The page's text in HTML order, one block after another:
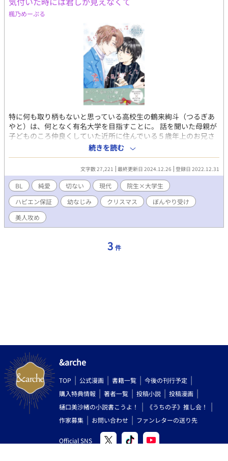
楓乃めーぷる
特に何も取り柄もないと思っている高校生の鶴来絢斗（つるぎあ
やと）は、何となく有名大学を目指すことに。 話を聞いた母親が
子どものころ仲良くしていた近所に住んでいる５歳年上のお兄さ
ん、綿谷湊介（わたやそうすけ）に家庭教師を頼んでしまって、
久しぶりに再会することに。 久しぶりに会った湊兄は眩しく見え
た―― ぼんやり系鈍感君が自分の気持ちに気付いたときから始ま
るちょっぴり切ない純愛ストーリーです。 最後はハピエンですの
でほんの少しの切ないとジレジレをゆっくりとお楽しみくださ
い。 ・自身で企画した＜＃2022BL_Xmas＞のテーマに基づいて
書いた短編です。 「キス」「雪」「クリスマス」のテーマのう
ち、「雪」と「クリスマス」を使用しています。 ・一旦完結にな
りますが、選べる2ルートで続きを書く予定です（「純愛」と「溺
ます（※が付いている話のみ） ・表紙はねむぞうさん
（@nemuzou1704）に描いていただきました。 ・勢いで書いて
続きを読む
文字数 27,221 最終更新日 2024.12.26 登録日 2022.12.31
BL 純愛 切ない 現代
院生×大学生
ハピエン保証
幼なじみ クリスマス
ぼんやり受け
美人攻め
3 件
&arche
TOP 公式漫画 書籍一覧
今後の刊行予定
購入特典情報
著者一覧 投稿小説
投稿漫画
樋口美沙緒の小説書こうよ！
《うちの子》推し会！
作家募集
お問い合わせ ファンレターの送り先
Official SNS